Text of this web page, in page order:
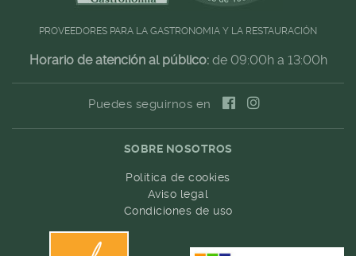
PROVEEDORES PARA LA GASTRONOMIA Y LA RESTAURACIÓN
Horario de atención al público:de 09:00h a 13:00h
Puedes seguirnos en
SOBRE NOSOTROS
Política de cookies
Aviso legal
Condiciones de uso